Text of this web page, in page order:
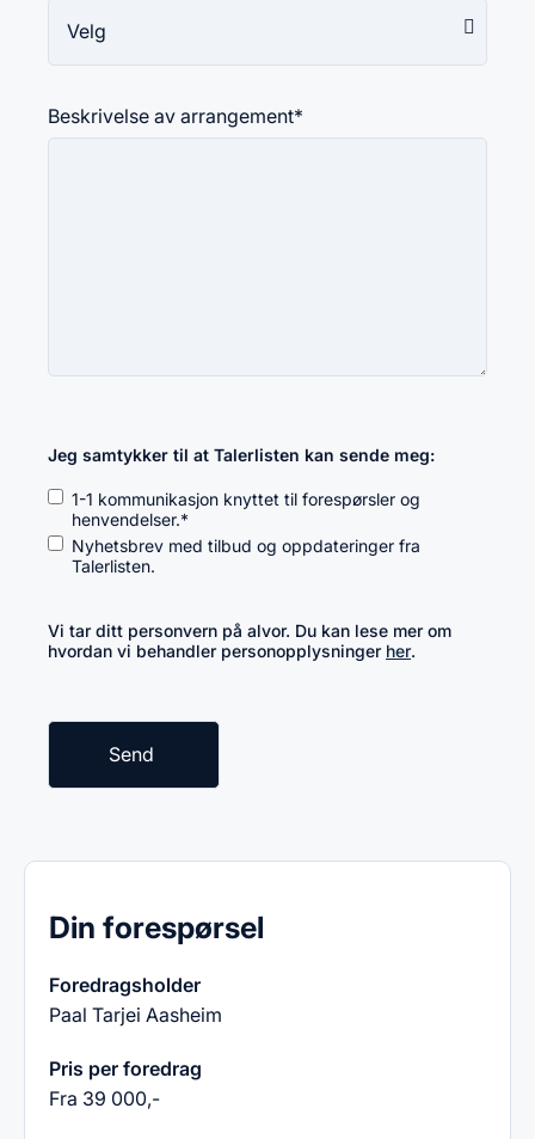
Beskrivelse av arrangement*
Jeg samtykker til at Talerlisten kan sende meg:
1-1 kommunikasjon knyttet til forespørsler og
henvendelser.*
Nyhetsbrev med tilbud og oppdateringer fra
Talerlisten.
Vi tar ditt personvern på alvor. Du kan lese mer om
hvordan vi behandler personopplysninger her.
Din forespørsel
Foredragsholder
Paal Tarjei Aasheim
Pris per foredrag
Fra 39 000,-